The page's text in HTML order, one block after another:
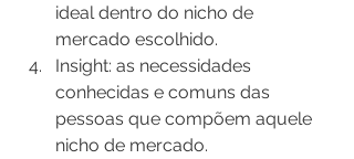
ideal dentro do nicho de
mercado escolhido.
Insight: as necessidades
conhecidas e comuns das
pessoas que compõem aquele
nicho de mercado.